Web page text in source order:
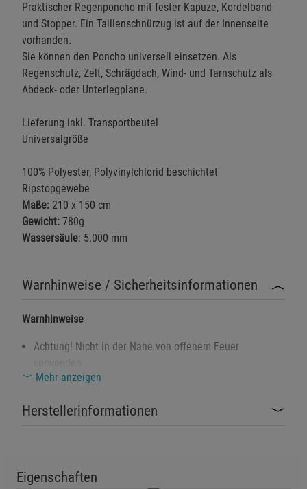
Praktischer Regenponcho mit fester Kapuze, Kordelband
und Stopper. Ein Taillenschnürzug ist auf der Innenseite
vorhanden.
Sie können den Poncho universell einsetzen. Als
Regenschutz, Zelt, Schrägdach, Wind- und Tarnschutz als
Abdeck- oder Unterlegplane.
Lieferung inkl. Transportbeutel
Universalgröße
100% Polyester, Polyvinylchlorid beschichtet
Ripstopgewebe
Maße: 210 x 150 cm
Gewicht: 780g
Wassersäule: 5.000 mm
Warnhinweise / Sicherheitsinformationen
Warnhinweise
Achtung! Nicht in der Nähe von offenem Feuer
Erstickungsgefahr: Darf nicht von Kindern
unbeaufsichtigt verwendet werden.
Mehr anzeigen
Herstellerinformationen
Eigenschaften